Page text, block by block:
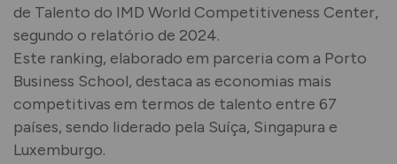
de Talento do IMD World Competitiveness Center,
segundo o relatório de 2024.
Este ranking, elaborado em parceria com a Porto
Business School, destaca as economias mais
competitivas em termos de talento entre 67
países, sendo liderado pela Suíça, Singapura e
Luxemburgo.